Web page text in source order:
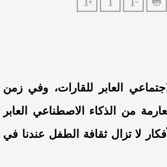
العابر للقارات، وفي زمن
من الذكاء الاصطناعي العابر
لا تزال ثقافة الطفل عندنا في